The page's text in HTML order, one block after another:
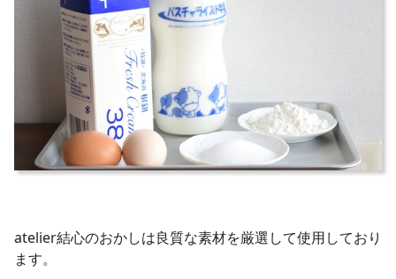
atelier結心のおかしは良質な素材を厳選して使用しており
ます。